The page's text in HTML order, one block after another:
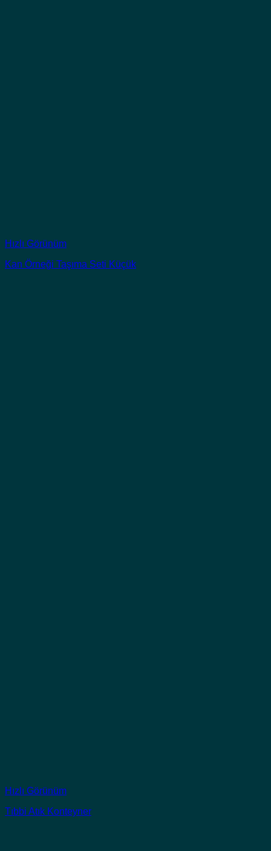
Hızlı Görünüm
Kan Örneği Taşıma Seti Küçük
Hızlı Görünüm
Tıbbi Atık Konteyner